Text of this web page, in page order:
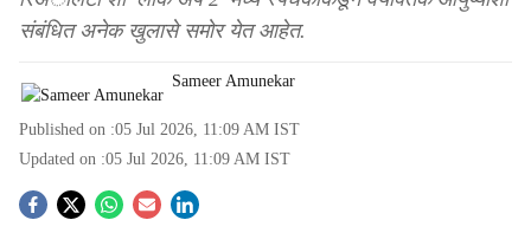
संबंधित अनेक खुलासे समोर येत आहेत.
Sameer Amunekar
Published on :05 Jul 2026, 11:09 AM IST
Updated on :05 Jul 2026, 11:09 AM IST
S